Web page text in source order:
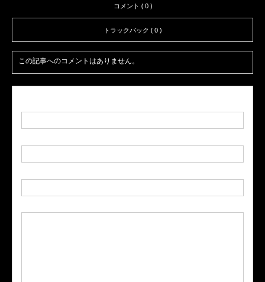
コメント ( 0 )
トラックバック ( 0 )
この記事へのコメントはありません。